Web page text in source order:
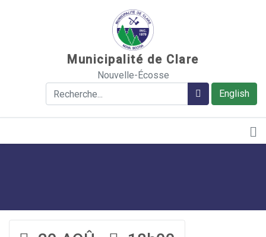
Municipalité de Clare
Nouvelle-Écosse
English
Rechercher Rechercher